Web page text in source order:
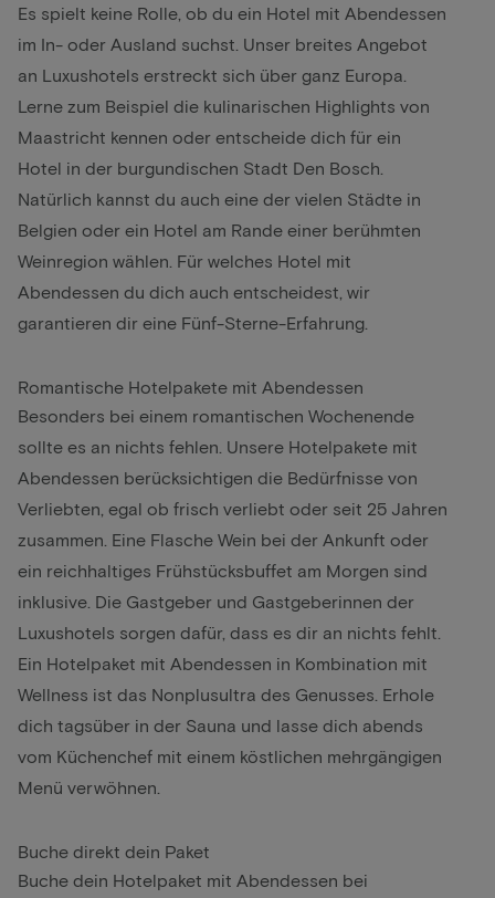
Es spielt keine Rolle, ob du ein Hotel mit Abendessen
im In- oder Ausland suchst. Unser breites Angebot
an Luxushotels erstreckt sich über ganz Europa.
Lerne zum Beispiel die kulinarischen Highlights von
Maastricht kennen oder entscheide dich für ein
Hotel in der burgundischen Stadt Den Bosch.
Natürlich kannst du auch eine der vielen Städte in
Belgien oder ein Hotel am Rande einer berühmten
Weinregion wählen. Für welches Hotel mit
Abendessen du dich auch entscheidest, wir
garantieren dir eine Fünf-Sterne-Erfahrung.
Romantische Hotelpakete mit Abendessen
Besonders bei einem romantischen Wochenende
sollte es an nichts fehlen. Unsere Hotelpakete mit
Abendessen berücksichtigen die Bedürfnisse von
Verliebten, egal ob frisch verliebt oder seit 25 Jahren
zusammen. Eine Flasche Wein bei der Ankunft oder
ein reichhaltiges Frühstücksbuffet am Morgen sind
inklusive. Die Gastgeber und Gastgeberinnen der
Luxushotels sorgen dafür, dass es dir an nichts fehlt.
Ein Hotelpaket mit Abendessen in Kombination mit
Wellness ist das Nonplusultra des Genusses. Erhole
dich tagsüber in der Sauna und lasse dich abends
vom Küchenchef mit einem köstlichen mehrgängigen
Menü verwöhnen.
Buche direkt dein Paket
Buche dein Hotelpaket mit Abendessen bei